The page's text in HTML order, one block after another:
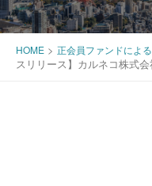
HOME > 正会員ファンドによ
スリリース】カルネコ株式